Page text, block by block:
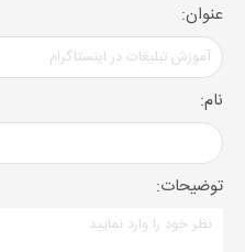
عنوان:
نام:
توضیحات: